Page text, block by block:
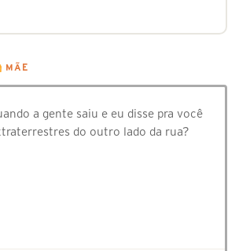
MÃE
a gente saiu e eu disse pra você
do outro lado da rua?